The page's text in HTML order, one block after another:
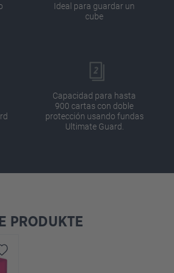
Ideal para guardar un
cube
Capacidad para hasta
900 cartas con doble
protección usando fundas
Ultimate Guard.
PRODUKTE